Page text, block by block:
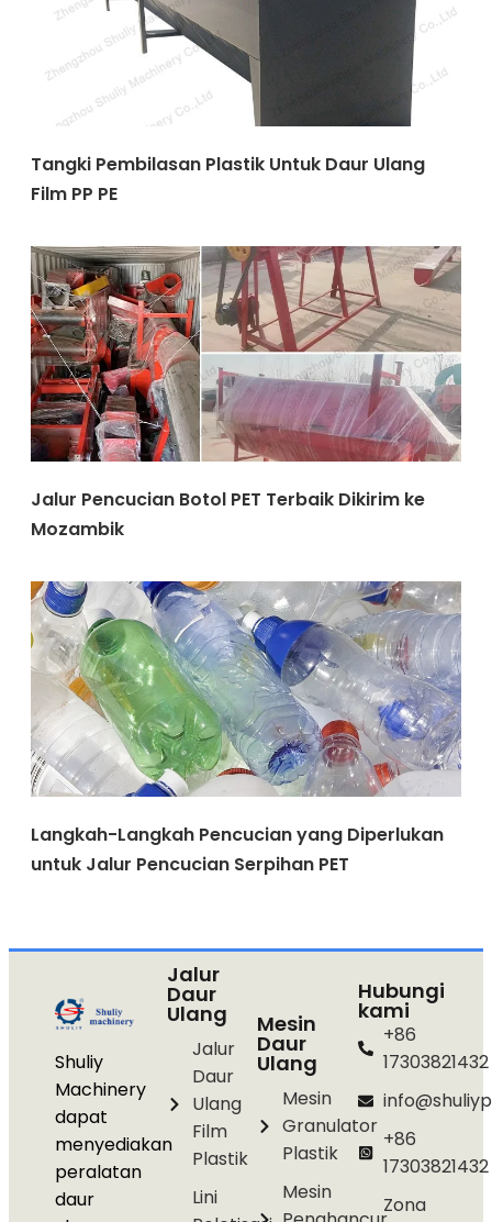
Tangki Pembilasan Plastik Untuk Daur Ulang
Film PP PE
Jalur Pencucian Botol PET Terbaik Dikirim ke
Mozambik
Langkah-Langkah Pencucian yang Diperlukan
untuk Jalur Pencucian Serpihan PET
Shuliy
Machinery
dapat
menyediakan
peralatan
daur
Jalur
Daur
Ulang
Jalur
Daur
Ulang
Film
Plastik
Lini
Mesin
Daur
Ulang
Mesin
Granulator
Plastik
Mesin
Hubungi
kami
+86
17303821432
+86
17303821432
Zona